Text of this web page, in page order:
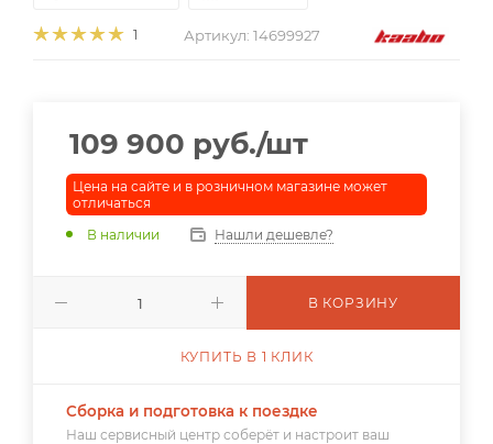
1 Артикул: 14699927
109 900 руб./шт
Цена на сайте и в розничном магазине может
отличаться
В наличии
Нашли дешевле?
В КОРЗИНУ
КУПИТЬ В 1 КЛИК
Сборка и подготовка к поездке
Наш сервисный центр соберёт и настроит ваш